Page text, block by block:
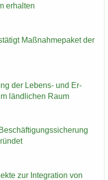
er­hal­ten
Maß­nah­me­pa­ket der
der Lebens-​ und Er­
länd­li­chen Raum
zur In­te­gra­ti­on von